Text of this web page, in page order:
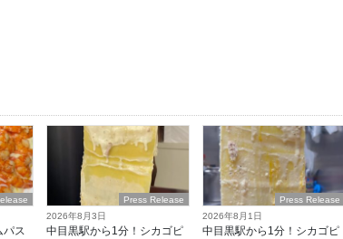
パス
Press Release
2026年8月3日
中目黒駅から1分！シカゴピ
Press Release
2026年8月1日
中目黒駅から1分！シカゴピ